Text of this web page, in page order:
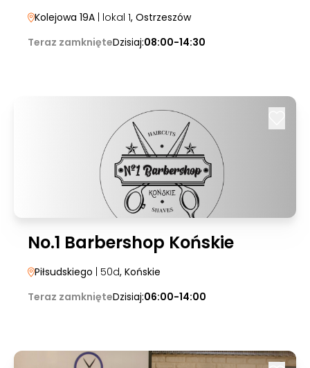
Kolejowa 19A | lokal 1, Ostrzeszów
Teraz zamknięteDzisiaj:08:00-14:30
No.1 Barbershop Końskie
Piłsudskiego | 50d, Końskie
Teraz zamknięteDzisiaj:06:00-14:00